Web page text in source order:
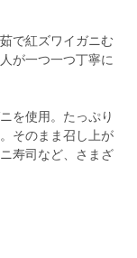
で紅ズワイガニむ
が一つ一つ丁寧に
を使用。たっぷり
そのまま召し上が
寿司など、さまざ